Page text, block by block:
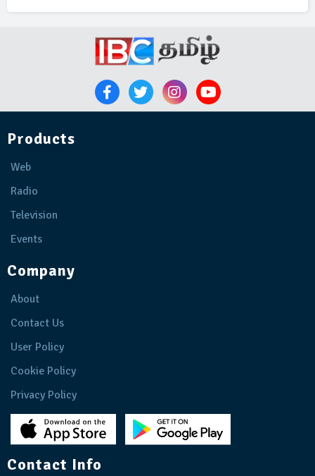
Products
Web
Radio
Television
Events
Company
About
Contact Us
User Policy
Cookie Policy
Privacy Policy
Contact Info